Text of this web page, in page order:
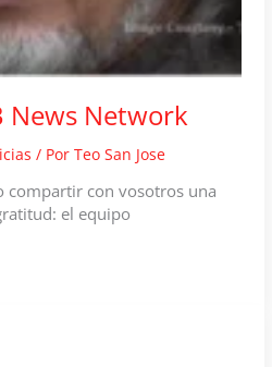
News Network
/ Por Teo San Jose
compartir con vosotros una
el equipo